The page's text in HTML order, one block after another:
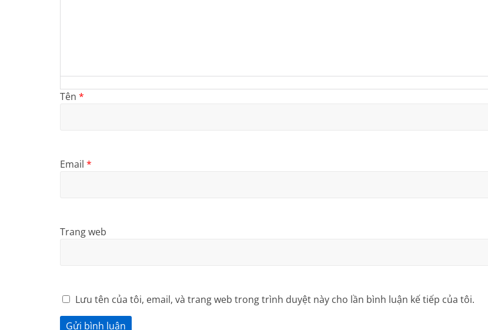
Tên *
Email *
Trang web
Lưu tên của tôi, email, và trang web trong trình duyệt này cho lần bình luận kế tiếp của tôi.